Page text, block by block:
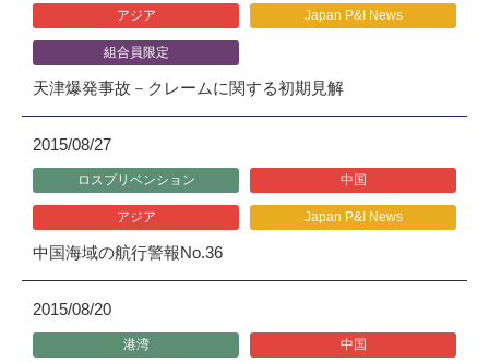
アジア Japan P&I News
組合員限定
天津爆発事故－クレームに関する初期見解
2015/08/27
ロスプリベンション 中国
アジア Japan P&I News
中国海域の航行警報No.36
2015/08/20
港湾 中国